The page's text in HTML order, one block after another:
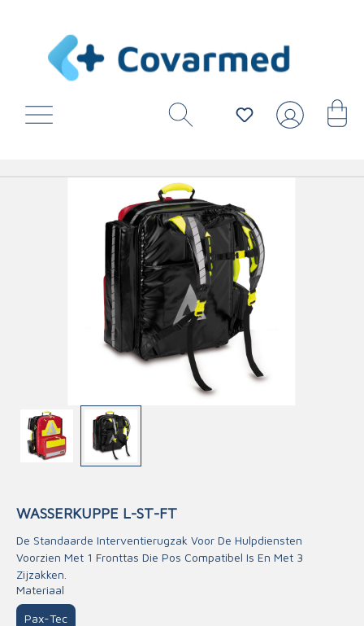
WASSERKUPPE L-ST-FT
De Standaarde Interventierugzak Voor De Hulpdiensten
Voorzien Met 1 Fronttas Die Pos Compatibel Is En Met 3
Zijzakken.
Materiaal
Pax-Tec